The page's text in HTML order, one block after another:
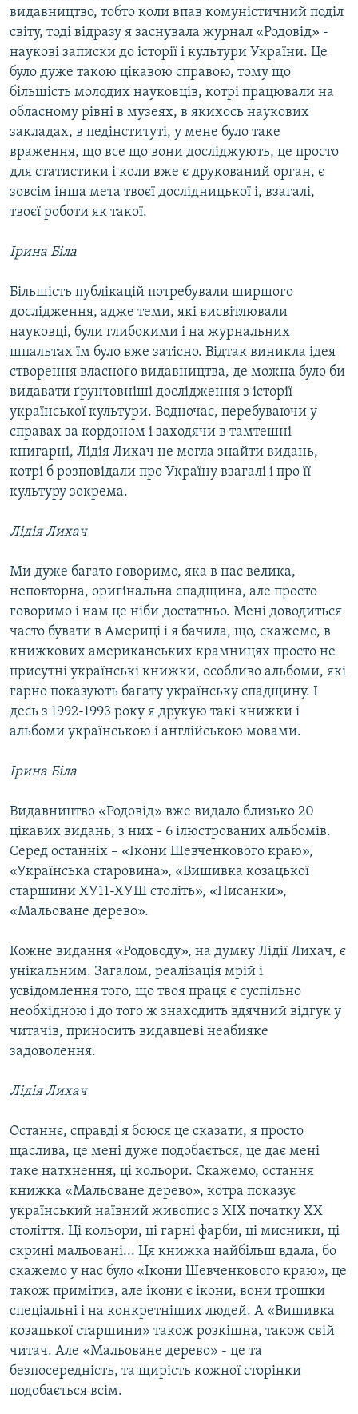
видавництво, тобто коли впав комуністичний поділ
світу, тоді відразу я заснувала журнал «Родовід» -
наукові записки до історії і культури України. Це
було дуже такою цікавою справою, тому що
більшість молодих науковців, котрі працювали на
обласному рівні в музеях, в якихось наукових
закладах, в педінституті, у мене було таке
враження, що все що вони досліджують, це просто
для статистики і коли вже є друкований орган, є
зовсім інша мета твоєї дослідницької і, взагалі,
твоєї роботи як такої.
Ірина Біла
Більшість публікацій потребували ширшого
дослідження, адже теми, які висвітлювали
науковці, були глибокими і на журнальних
шпальтах їм було вже затісно. Відтак виникла ідея
створення власного видавництва, де можна було би
видавати ґрунтовніші дослідження з історії
української культури. Водночас, перебуваючи у
справах за кордоном і заходячи в тамтешні
книгарні, Лідія Лихач не могла знайти видань,
котрі б розповідали про Україну взагалі і про її
культуру зокрема.
Лідія Лихач
Ми дуже багато говоримо, яка в нас велика,
неповторна, оригінальна спадщина, але просто
говоримо і нам це ніби достатньо. Мені доводиться
часто бувати в Америці і я бачила, що, скажемо, в
книжкових американських крамницях просто не
присутні українські книжки, особливо альбоми, які
гарно показують багату українську спадщину. І
десь з 1992-1993 року я друкую такі книжки і
альбоми українською і англійською мовами.
Ірина Біла
Видавництво «Родовід» вже видало близько 20
цікавих видань, з них - 6 ілюстрованих альбомів.
Серед останніх – «Ікони Шевченкового краю»,
«Українська старовина», «Вишивка козацької
старшини ХУ11-ХУШ століть», «Писанки»,
«Мальоване дерево».
Кожне видання «Родоводу», на думку Лідії Лихач, є
унікальним. Загалом, реалізація мрій і
усвідомлення того, що твоя праця є суспільно
необхідною і до того ж знаходить вдячний відгук у
читачів, приносить видавцеві неабияке
задоволення.
Лідія Лихач
Останнє, справді я боюся це сказати, я просто
щаслива, це мені дуже подобається, це дає мені
таке натхнення, ці кольори. Скажемо, остання
книжка «Мальоване дерево», котра показує
український наївний живопис з ХІХ початку ХХ
століття. Ці кольори, ці гарні фарби, ці мисники, ці
скрині мальовані... Ця книжка найбільш вдала, бо
скажемо у нас було «Ікони Шевченкового краю», це
також примітив, але ікони є ікони, вони трошки
спеціальні і на конкретніших людей. А «Вишивка
козацької старшини» також розкішна, також свій
читач. Але «Мальоване дерево» - це та
безпосередність, та щирість кожної сторінки
подобається всім.